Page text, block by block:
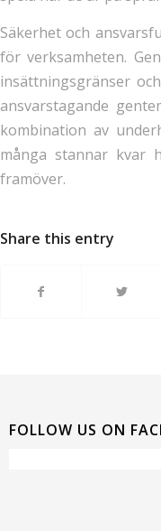
Säkerhet och
för verksamheten.
insättningsgränser
ansvarstagande
kombination av
många stannar kvar
framöver.
Share this entry
FOLLOW US ON